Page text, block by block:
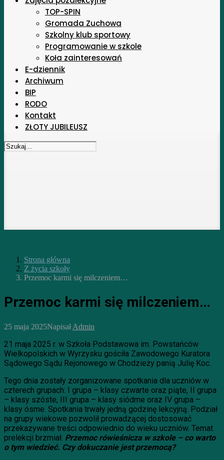
TOP-SPIN
Gromada Zuchowa
Szkolny klub sportowy
Programowanie w szkole
Koła zainteresowań
E-dziennik
Archiwum
BIP
RODO
Kontakt
ZŁOTY JUBILEUSZ
Strona główna
Z życia szkoły
Przemoc karmi się milczeniem…
Przemoc karmi się milczeniem…
25 maja 2025NapisałAdmin
21 maja 2025 r. w Szkoła Podstawowa im. Powstańców
Wielkopolskich w Wyrzysku gościła Zawodowego Kuratora
Sądowego Sądu Rejonowego w Chodzieży panią Julię Koc.
Tego dnia zostały zorganizowane spotkania dla uczniów w
czterech grupach: I grupa – klasy czwarte oraz piąte, II grupa
– klasy szóste, III grupa – klasy siódme oraz IV grupa –
klasy ósme. Spotkania trwały jedną godzinę lekcyjną. Podział
na grupy wiekowe pozwolił prowadzącej dostosować
przekazywane treści odpowiednio do wieku uczniów. Temat
prelekcji brzmiał: Przemoc rówieśnicza w szkole – co warto
o tym wiedzieć. Czy dokuczanie jest przemocą?